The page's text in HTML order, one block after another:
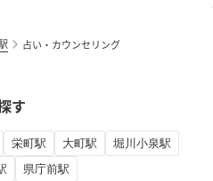
占い・カウンセリング
す
栄町駅 大町駅
堀川小泉駅
県庁前駅